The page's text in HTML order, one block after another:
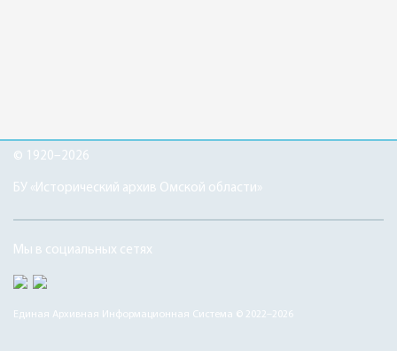
© 1920–2026
БУ «Исторический архив Омской области»
Мы в социальных сетях
Единая Архивная Информационная Система © 2022–2026